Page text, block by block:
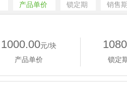
产品单价 锁定期 销售
1000.00元/块
产品单价
1080
锁定